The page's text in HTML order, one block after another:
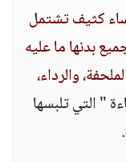
كثيف تشتمل
بدنها ما عليه
والرداء،
" التي تلبسها